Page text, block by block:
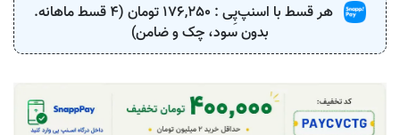
هر قسط با اسنپ‌پِی : 176,250
تومان (4 قسط ماهانه.
بدون سود، چک و ضامن)